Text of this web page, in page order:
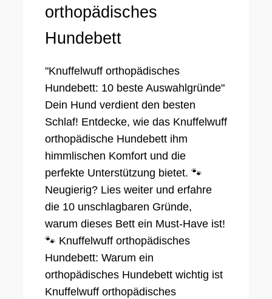
orthopädisches
Hundebett
"Knuffelwuff orthopädisches
Hundebett: 10 beste Auswahlgründe"
Dein Hund verdient den besten
Schlaf! Entdecke, wie das Knuffelwuff
orthopädische Hundebett ihm
himmlischen Komfort und die
perfekte Unterstützung bietet. 🐾
Neugierig? Lies weiter und erfahre
die 10 unschlagbaren Gründe,
warum dieses Bett ein Must-Have ist!
🐾 Knuffelwuff orthopädisches
Hundebett: Warum ein
orthopädisches Hundebett wichtig ist
Knuffelwuff orthopädisches